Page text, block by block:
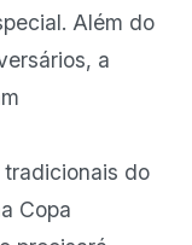
Além do
a
tradicionais do
Copa